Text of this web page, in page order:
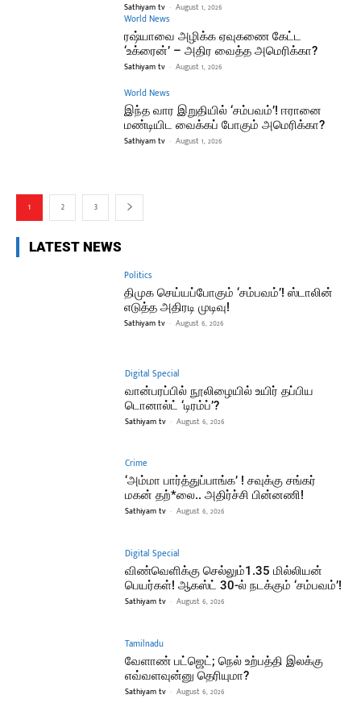
Sathiyam tv - August 1, 2026
World News
ரஷ்யாவை அழிக்க ஏவுகணை கேட்ட
‘உக்ரைன்’ – அதிர வைத்த அமெரிக்கா?
Sathiyam tv - August 1, 2026
World News
இந்த வார இறுதியில் ‘சம்பவம்’! ஈரானை
மண்டியிட வைக்கப் போகும் அமெரிக்கா?
Sathiyam tv - August 1, 2026
1 2 3
LATEST NEWS
Politics
திமுக செய்யப்போகும் ‘சம்பவம்’! ஸ்டாலின்
எடுத்த அதிரடி முடிவு!
Sathiyam tv - August 6, 2026
Digital Special
வான்பரப்பில் நூலிழையில் உயிர் தப்பிய
டொனால்ட் ‘டிரம்ப்’?
Sathiyam tv - August 6, 2026
Crime
‘அம்மா பார்த்துப்பாங்க’ ! சவுக்கு சங்கர்
மகன் தற்*லை.. அதிர்ச்சி பின்னணி!
Sathiyam tv - August 6, 2026
Digital Special
விண்வெளிக்கு செல்லும்1.35 மில்லியன்
பெயர்கள்! ஆகஸ்ட் 30-ல் நடக்கும் ‘சம்பவம்’!
Sathiyam tv - August 6, 2026
Tamilnadu
வேளாண் பட்ஜெட்; நெல் உற்பத்தி இலக்கு
எவ்வளவுன்னு தெரியுமா?
Sathiyam tv - August 6, 2026